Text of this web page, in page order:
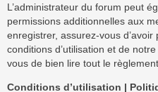
L’administrateur du forum peut
permissions additionnelles aux
enregistrer, assurez-vous
conditions d’utilisation et de
vous de bien lire tout le
Conditions d’utilisation |